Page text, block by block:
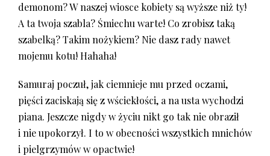
demonom? W naszej wiosce kobiety są wyższe niż ty!
A ta twoja szabla? Śmiechu warte! Co zrobisz taką
szabelką? Takim nożykiem? Nie dasz rady nawet
mojemu kotu! Hahaha!
Samuraj poczuł, jak ciemnieje mu przed oczami,
pięści zaciskają się z wściekłości, a na usta wychodzi
piana. Jeszcze nigdy w życiu nikt go tak nie obraził
i nie upokorzył. I to w obecności wszystkich mnichów
i pielgrzymów w opactwie!